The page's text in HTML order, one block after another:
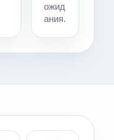
ожид
ания.